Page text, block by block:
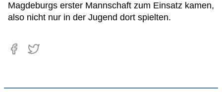
Magdeburgs erster Mannschaft zum Einsatz kamen,
also nicht nur in der Jugend dort spielten.